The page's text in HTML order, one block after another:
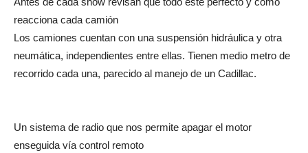
reacciona cada camión
Los camiones cuentan con una suspensión hidráulica y otra
neumática, independientes entre ellas. Tienen medio metro de
recorrido cada una, parecido al manejo de un Cadillac.
Un sistema de radio que nos permite apagar el motor
enseguida vía control remoto